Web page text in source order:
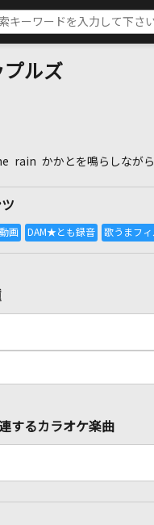
プルズ
rain かかとを鳴らしながら
するカラオケ楽曲